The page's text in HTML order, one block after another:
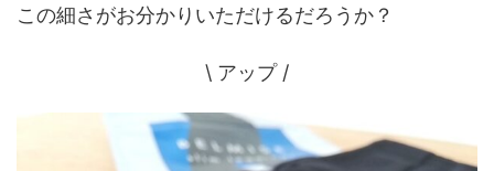
この細さがお分かりいただけるだろうか？
\ アップ /